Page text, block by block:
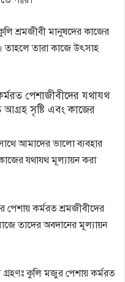
শ্রমজীবী মানুষদের কাজের
তাহলে তারা কাজে উৎসাহ
পেশাজীবীদের যথাযথ
আগ্রহ সৃষ্টি এবং কাজের
আমাদের ভালো ব্যবহার
যথাযথ মূল্যায়ন করা
কর্মরত শ্রমজীবীদের
তাদের অবদানের মূল্যায়ন
গ্রহণঃ কুলি মজুর পেশায় কর্মরত